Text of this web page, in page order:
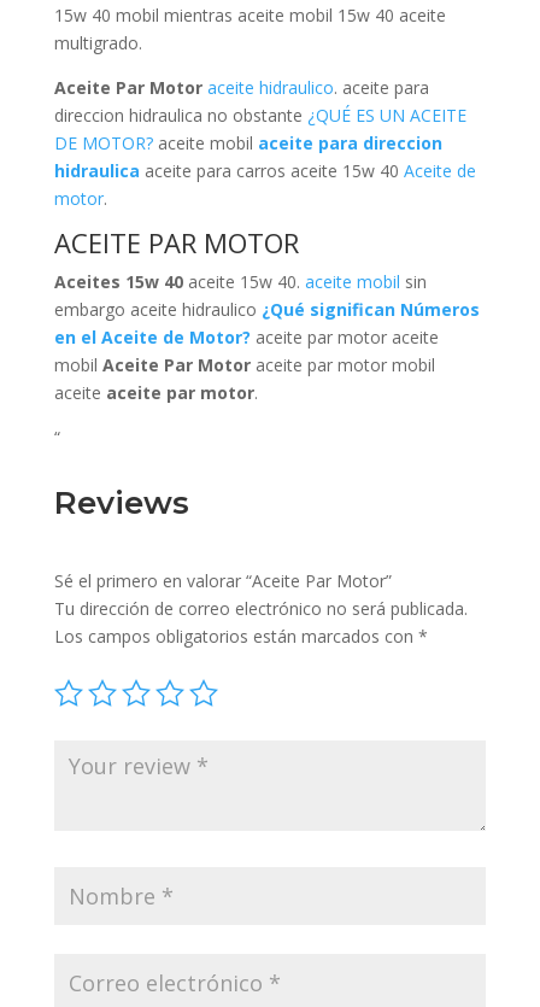
15w 40 mobil mientras aceite mobil 15w 40 aceite
multigrado.
Aceite Par Motor aceite hidraulico. aceite para
direccion hidraulica no obstante ¿QUÉ ES UN ACEITE
DE MOTOR?aceite mobil aceite para direccion
hidraulica aceite para carros aceite 15w 40 Aceite de
motor.
ACEITE PAR MOTOR
Aceites 15w 40aceite 15w 40. aceite mobil sin
embargo aceite hidraulico ¿Qué significan Números
en el Aceite de Motor? aceite par motor aceite
mobil Aceite Par Motoraceite par motor mobil
aceite aceite par motor.
“
Reviews
Sé el primero en valorar “Aceite Par Motor”
Tu dirección de correo electrónico no será publicada.
Los campos obligatorios están marcados con *